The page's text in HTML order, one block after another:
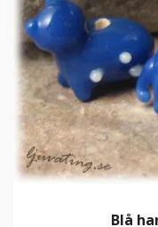
Blå